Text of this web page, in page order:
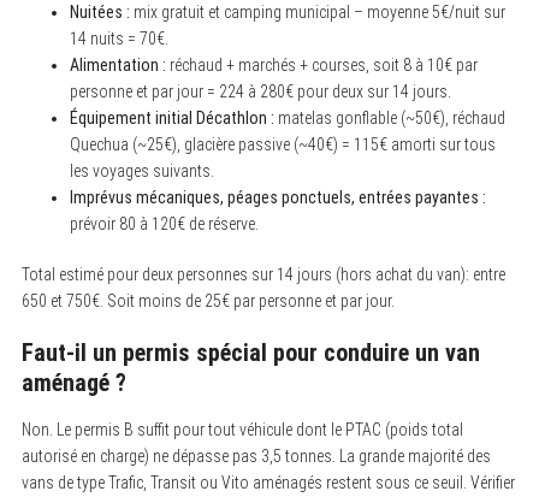
Nuitées : mix gratuit et camping municipal – moyenne 5€/nuit sur
14 nuits = 70€.
Alimentation : réchaud + marchés + courses, soit 8 à 10€ par
personne et par jour = 224 à 280€ pour deux sur 14 jours.
Équipement initial Décathlon : matelas gonflable (~50€), réchaud
Quechua (~25€), glacière passive (~40€) = 115€ amorti sur tous
les voyages suivants.
Imprévus mécaniques, péages ponctuels, entrées payantes :
prévoir 80 à 120€ de réserve.
Total estimé pour deux personnes sur 14 jours (hors achat du van): entre
650 et 750€. Soit moins de 25€ par personne et par jour.
Faut-il un permis spécial pour conduire un van
aménagé ?
Non. Le permis B suffit pour tout véhicule dont le PTAC (poids total
autorisé en charge) ne dépasse pas 3,5 tonnes. La grande majorité des
vans de type Trafic, Transit ou Vito aménagés restent sous ce seuil. Vérifier